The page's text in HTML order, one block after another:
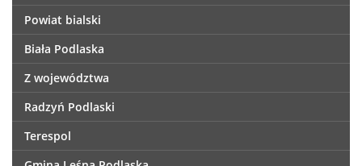
Powiat bialski
Biała Podlaska
Z województwa
Radzyń Podlaski
Terespol